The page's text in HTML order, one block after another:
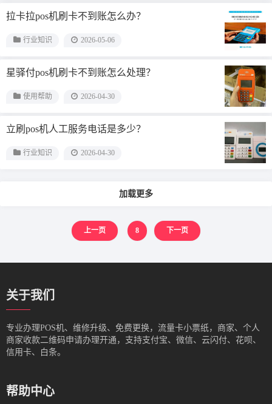
拉卡拉pos机刷卡不到账怎么办？
行业知识 2026-05-06
星驿付pos机刷卡不到账怎么处理？
使用帮助 2026-04-30
立刷pos机人工服务电话是多少？
行业知识 2026-04-30
加载更多
上一页 8 下一页
关于我们
专业办理POS机、维修升级、免费更换，流量卡小票纸，商家、个人
商家收款二维码申请办理开通，支持支付宝、微信、云闪付、花呗、
信用卡、白条。
帮助中心